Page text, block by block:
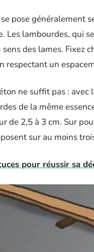
pose généralement
Les lambourdes, qui
des lames. Fixez
respectant un
ne suffit pas :
de la même
de 2,5 à 3 cm. Sur
sur au moins
pour réussir sa